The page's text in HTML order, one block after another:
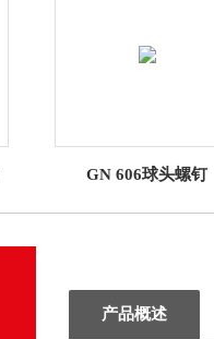
GN 606球头螺钉
产品概述